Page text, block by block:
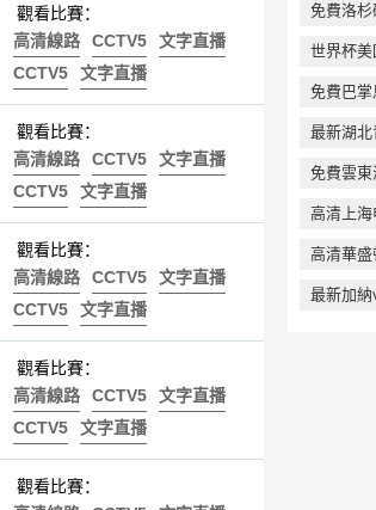
觀看比賽：
高清線路
CCTV5
文字直播
CCTV5
文字直播
觀看比賽：
高清線路
CCTV5
文字直播
CCTV5
文字直播
觀看比賽：
高清線路
CCTV5
文字直播
CCTV5
文字直播
觀看比賽：
高清線路
CCTV5
文字直播
CCTV5
文字直播
觀看比賽：
免費洛
世界杯
免費巴
最新湖
免費雲
高清上海
高清華
最新加